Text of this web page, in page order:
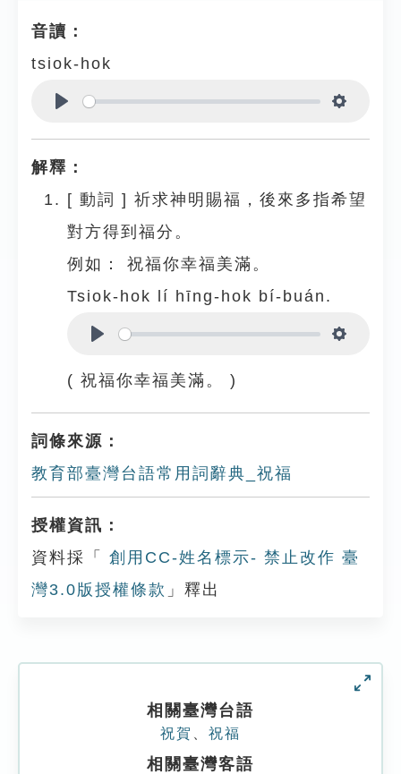
音讀：
tsiok-hok
解釋：
[ 動詞 ] 祈求神明賜福，後來多指希望
對方得到福分。
例如：
祝福你幸福美滿。
Tsiok-hok lí hīng-hok bí-buán.
( 祝福你幸福美滿。 )
詞條來源：
教育部臺灣台語常用詞辭典_祝福
授權資訊：
資料採「
創用CC-姓名標示- 禁止改作 臺
灣3.0版授權條款 」釋出
相關臺灣台語
祝賀 祝福
相關臺灣客語